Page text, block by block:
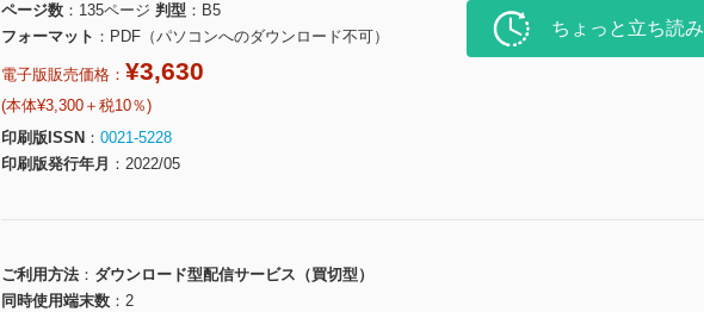
ページ数
135ページ 判型
B5
フォーマット
PDF（パソコンへのダウンロード不可）
電子版販売価格： ¥3,630
(本体¥3,300＋税10％)
印刷版ISSN
0021-5228
印刷版発行年月
2022/05
ちょっと立ち読み
ご利用方法
ダウンロード型配信サービス（買切型）
同時使用端末数
2